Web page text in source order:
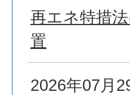
再エネ特措
置
2026年07月